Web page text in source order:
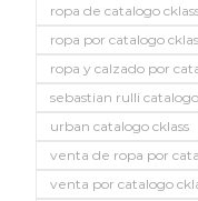
ropa de catalogo
ropa por catalogo
ropa y calzado por
sebastian rulli
urban catalogo cklass
venta de ropa por
venta por catalogo